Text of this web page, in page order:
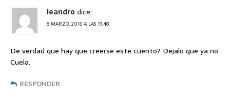
leandro dice:
8 MARZO, 2016 A LAS 19:48
De verdad que hay que creerse este cuento? Dejalo que ya no
Cuela.
RESPONDER